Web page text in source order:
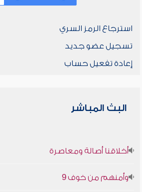
استرجاع الرمز السري
تسجيل عضو جديد
إعادة تفعيل حساب
البث المباشر
أخلاقنا أصالة ومعاصرة
وأمنهم من خوف 9